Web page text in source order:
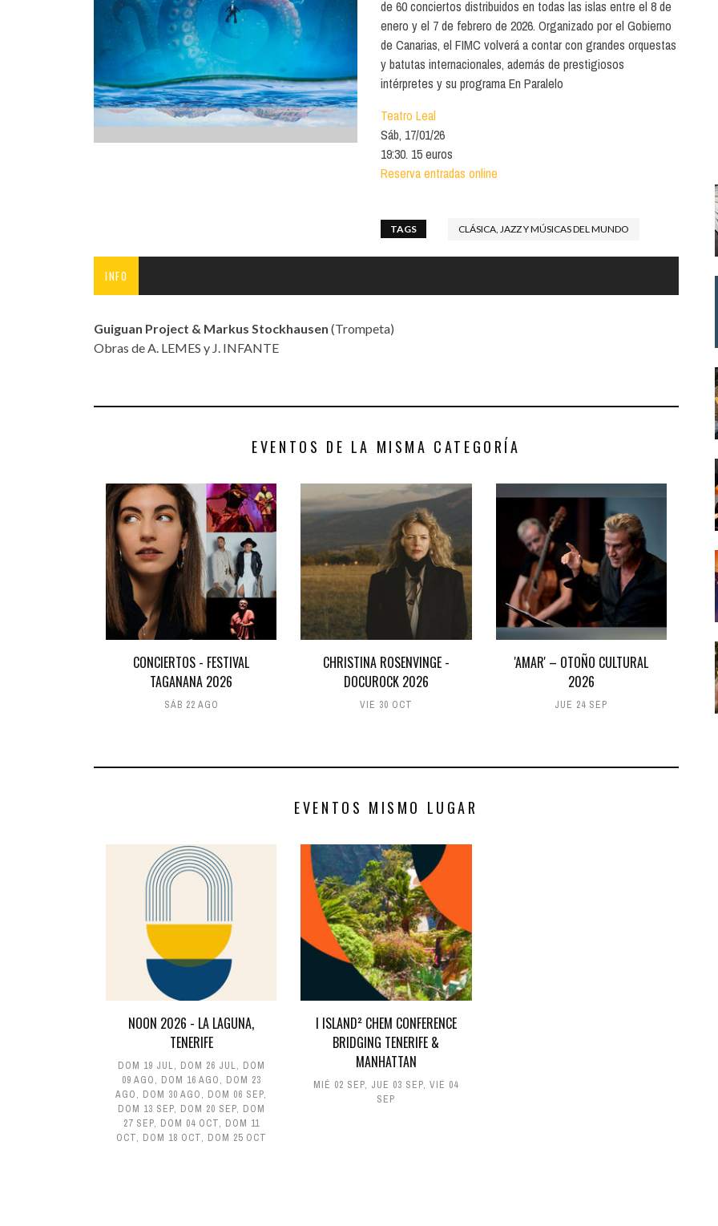
Santa Cruz | La Laguna
Islas
Gastro
Infantil
Música
INFANTIL LOCALES CON ACTUACIONES
COMERCIO
GASTRO
FORMATIVO
de 60 conciertos distribuidos en todas las islas entre el 8 de
enero y el 7 de febrero de 2026. Organizado por el Gobierno
de Canarias, el FIMC volverá a contar con grandes orquestas
y batutas internacionales, además de prestigiosos
intérpretes y su programa En Paralelo
Teatro Leal
Sáb, 17/01/26
19:30. 15 euros
Reserva entradas online
TAGS CLÁSICA, JAZZ Y MÚSICAS DEL MUNDO
INFO
Guiguan Project & Markus Stockhausen (Trompeta)
Obras de A. LEMES y J. INFANTE
EVENTOS DE LA MISMA CATEGORÍA
CONCIERTOS - FESTIVAL
TAGANANA 2026
SÁB 22 AGO
CHRISTINA ROSENVINGE -
DOCUROCK 2026
VIE 30 OCT
'AMAR' – OTOÑO CULTURAL
2026
JUE 24 SEP
EVENTOS MISMO LUGAR
NOON 2026 - LA LAGUNA,
TENERIFE
DOM 19 JUL, DOM 26 JUL, DOM
09 AGO, DOM 16 AGO, DOM 23
AGO, DOM 30 AGO, DOM 06 SEP,
DOM 13 SEP, DOM 20 SEP, DOM
27 SEP, DOM 04 OCT, DOM 11
OCT, DOM 18 OCT, DOM 25 OCT
I ISLAND² CHEM CONFERENCE
BRIDGING TENERIFE &
MANHATTAN
MIÉ 02 SEP, JUE 03 SEP,VIE 04
SEP